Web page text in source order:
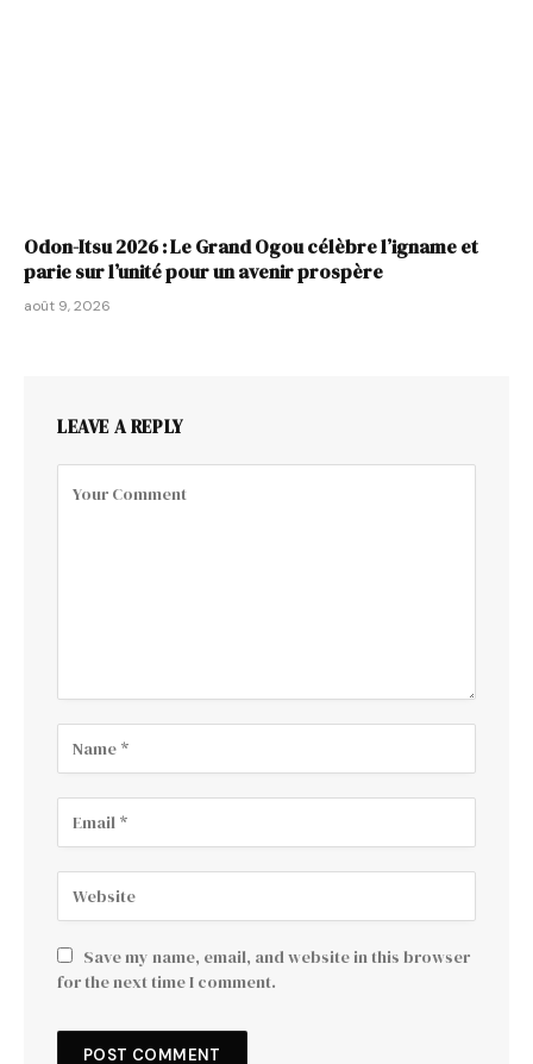
Odon-Itsu 2026 : Le Grand Ogou célèbre l’igname et
parie sur l’unité pour un avenir prospère
août 9, 2026
LEAVE A REPLY
Save my name, email, and website in this browser
for the next time I comment.